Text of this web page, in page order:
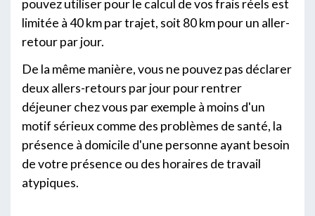
pouvez utiliser pour le calcul de vos frais réels est
limitée à 40 km par trajet, soit 80 km pour un aller-
retour par jour.
De la même manière, vous ne pouvez pas déclarer
deux allers-retours par jour pour rentrer
déjeuner chez vous par exemple à moins d'un
motif sérieux comme des problèmes de santé, la
présence à domicile d'une personne ayant besoin
de votre présence ou des horaires de travail
atypiques.